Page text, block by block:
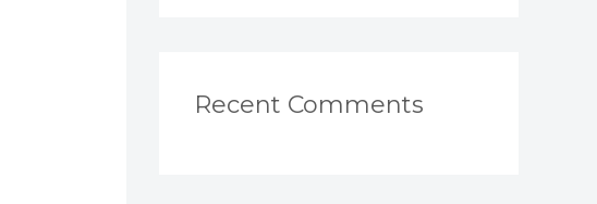
Recent Comments